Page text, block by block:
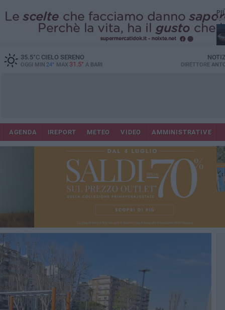
35.5°CCIELO SERENO
OGGI MIN 24° MAX 31.5° A BARI DIRETTORE
AGENDA IREPORT METEO VIDEO AMMINISTRATIVE